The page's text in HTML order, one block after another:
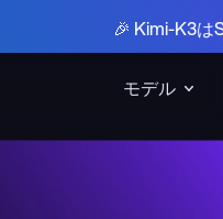
モデル
🎉 Kimi-K3